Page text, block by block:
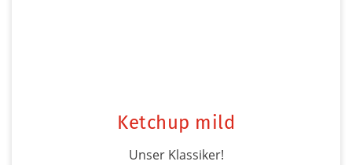
Ketchup mild
Unser Klassiker!